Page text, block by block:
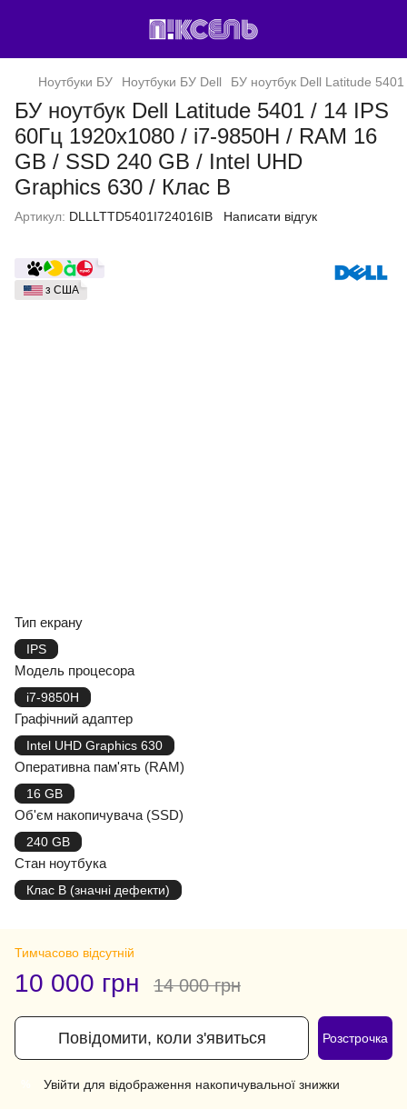
Ноутбуки БУ Ноутбуки БУ Dell БУ ноутбук Dell Latitude
БУ ноутбук Dell Latitude 5401 / 14 IPS
60Гц 1920x1080 / i7-9850H / RAM 16
GB / SSD 240 GB / Intel UHD
Graphics 630 / Клас B
Артикул: DLLLTTD5401I724016IB Написати відгук
з США
Тип екрану
IPS
Модель процесора
i7-9850H
Графічний адаптер
Intel UHD Graphics 630
Оперативна пам'ять (RAM)
16 GB
Об'єм накопичувача (SSD)
240 GB
Стан ноутбука
Клас B (значні дефекти)
Тимчасово відсутній
10 000 грн 14 000 грн
Повідомити, коли з'явиться Розстрочка
Увійти для відображення накопичувальної знижки